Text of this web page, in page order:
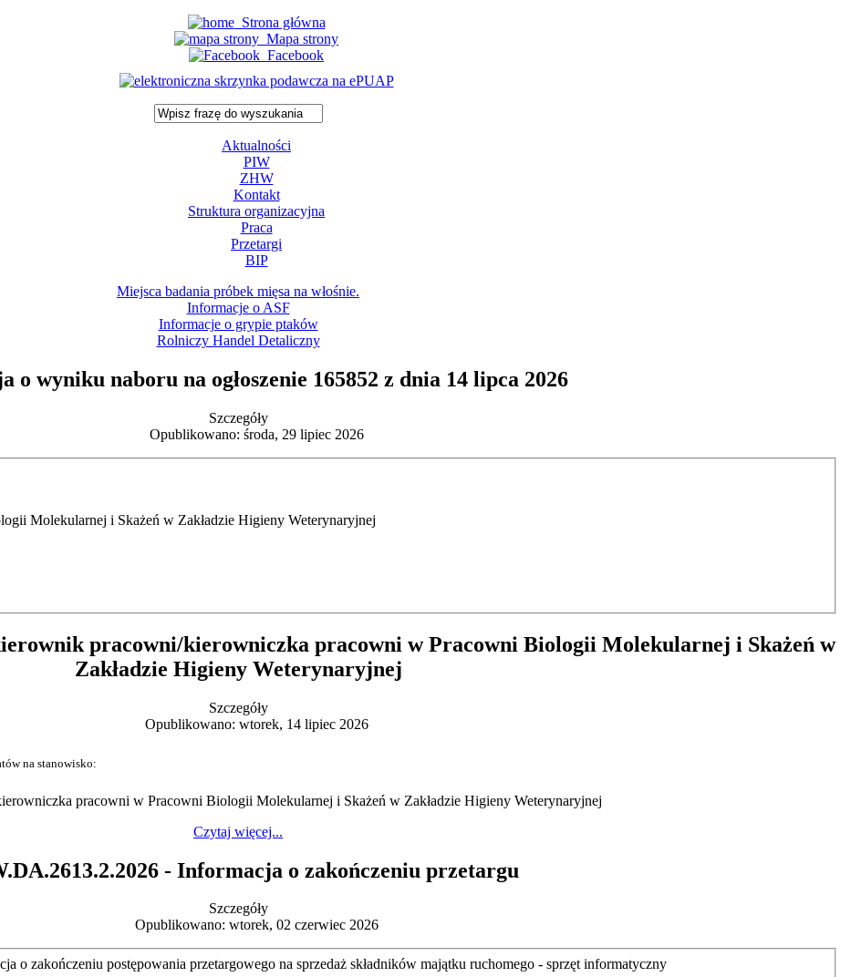
Strona główna
Mapa strony
Facebook
Aktualności
PIW
ZHW
Kontakt
Struktura organizacyjna
Praca
Przetargi
BIP
Miejsca badania próbek mięsa na włośnie.
Informacje o ASF
Informacje o grypie ptaków
Rolniczy Handel Detaliczny
o wyniku naboru na ogłoszenie 165852 z dnia 14 lipca 2026
Szczegóły
Opublikowano: środa, 29 lipiec 2026
Molekularnej i Skażeń w Zakładzie Higieny Weterynaryjnej
pracowni/kierowniczka pracowni w Pracowni Biologii Molekularnej i Skażeń w
Zakładzie Higieny Weterynaryjnej
Szczegóły
Opublikowano: wtorek, 14 lipiec 2026
na stanowisko:
pracowni w Pracowni Biologii Molekularnej i Skażeń w Zakładzie Higieny Weterynaryjnej
Czytaj więcej...
- Informacja o zakończeniu przetargu
Szczegóły
Opublikowano: wtorek, 02 czerwiec 2026
o zakończeniu postępowania przetargowego na sprzedaż składników majątku ruchomego - sprzęt informatyczny